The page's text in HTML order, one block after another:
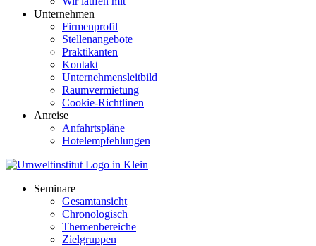
Unternehmen
Firmenprofil
Stellenangebote
Praktikanten
Kontakt
Unternehmensleitbild
Raumvermietung
Cookie-Richtlinen
Anreise
Anfahrtspläne
Hotelempfehlungen
Seminare
Gesamtansicht
Chronologisch
Themenbereiche
Zielgruppen